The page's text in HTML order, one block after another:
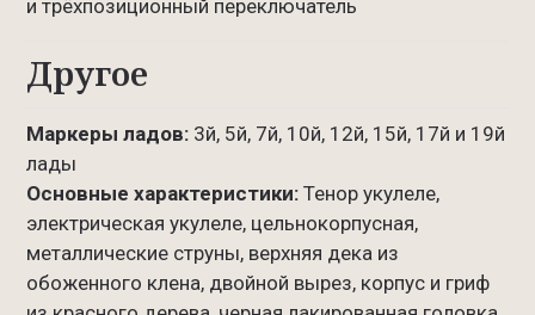
и трёхпозиционный переключатель
Другое
Маркеры ладов: 3й, 5й, 7й, 10й, 12й, 15й, 17й и 19й
лады
Основные характеристики: Тенор укулеле,
электрическая укулеле, цельнокорпусная,
металлические струны, верхняя дека из
обоженного клена, двойной вырез, корпус и гриф